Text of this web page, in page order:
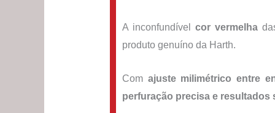
A inconfundível cor vermelha
produto genuíno da Harth.
Com ajuste milimétrico entre
perfuração precisa e resultados